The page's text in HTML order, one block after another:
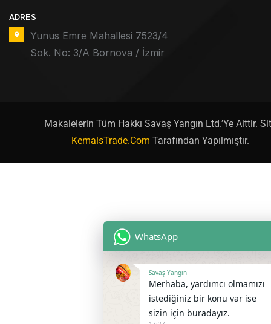
ADRES
Yunus Emre Mahallesi 7523/4
Sok. No: 3/A Bornova / İzmir
Makalelerin Tüm Hakkı Savaş Yangın Ltd.’ye Aittir.
KemalsTrade.com Tarafından Yapılmıştır.
WhatsApp
Savaş Yangın
Merhaba, yardımcı olmamızı
istediğiniz bir konu var ise
sizin için buradayız.